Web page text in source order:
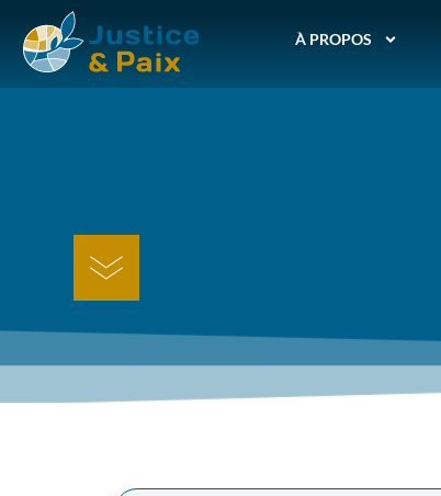
À PROPOS